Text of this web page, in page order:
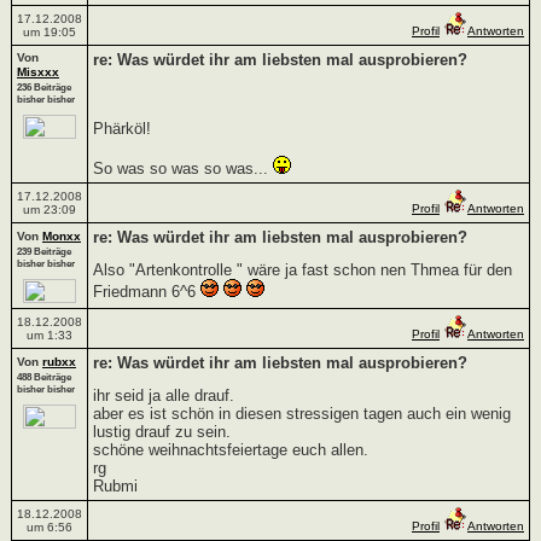
17.12.2008
um 19:05
Profil
Antworten
Von
Misxxx
236 Beiträge
bisher bisher
re: Was würdet ihr am liebsten mal ausprobieren?
Phärköl!
So was so was so was...
17.12.2008
um 23:09
Profil Antworten
Von Monxx
239 Beiträge
bisher bisher
re: Was würdet ihr am liebsten mal ausprobieren?
Also "Artenkontrolle " wäre ja fast schon nen Thmea für den
Friedmann 6^6
18.12.2008
um 1:33
Profil Antworten
Von rubxx
488 Beiträge
bisher bisher
re: Was würdet ihr am liebsten mal ausprobieren?
ihr seid ja alle drauf.
aber es ist schön in diesen stressigen tagen auch ein wenig
lustig drauf zu sein.
schöne weihnachtsfeiertage euch allen.
rg
Rubmi
18.12.2008
um 6:56
Profil Antworten